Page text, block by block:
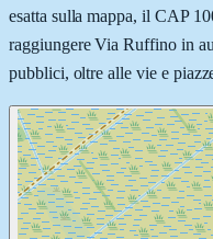
esatta sulla mappa, il CAP
raggiungere Via Ruffino in
pubblici, oltre alle vie e